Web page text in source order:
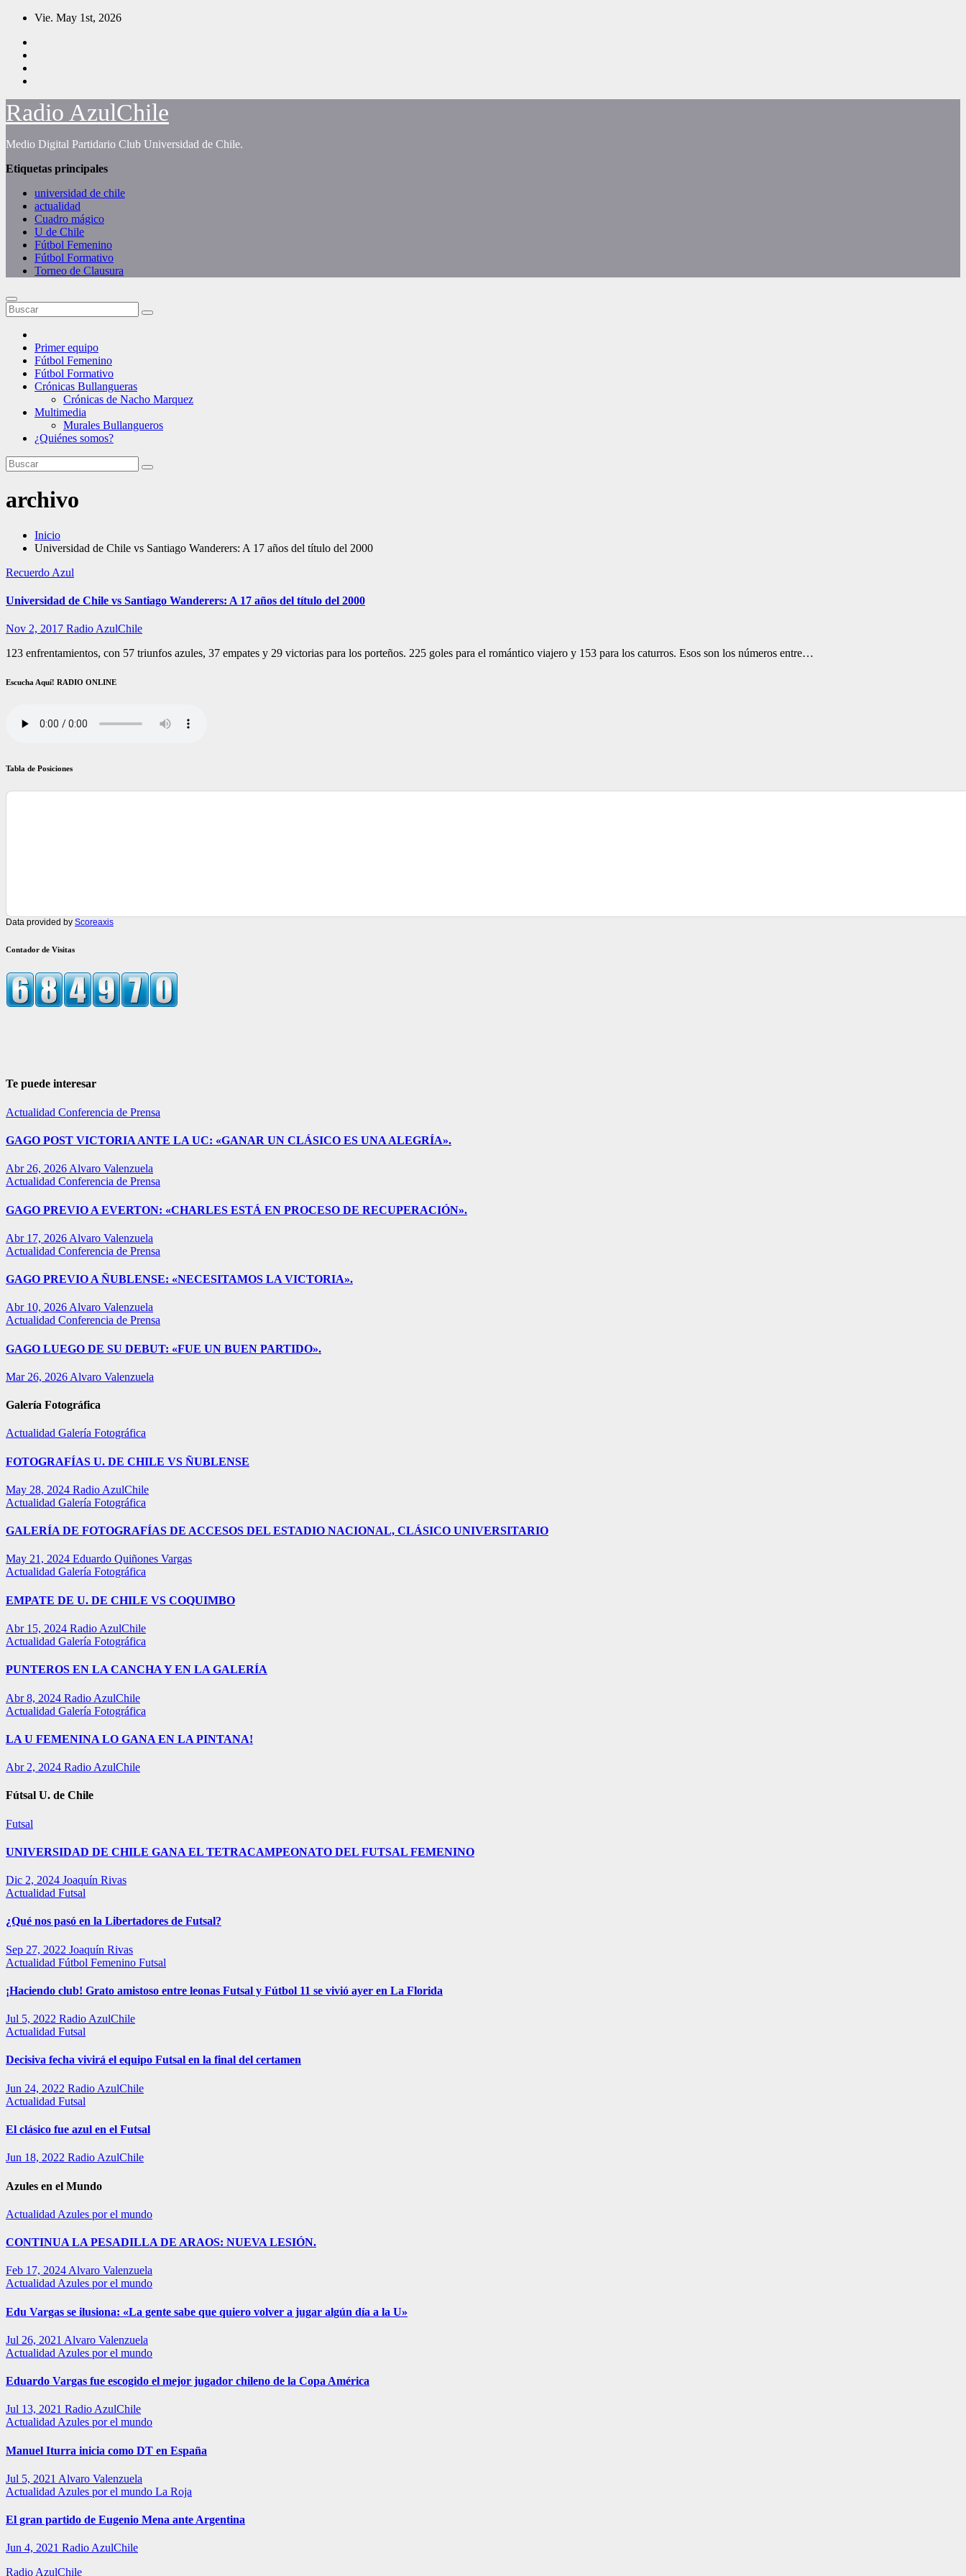
Saltar
contenido
Vie. May 1st, 2026
Radio AzulChile
Medio Digital Partidario Club Universidad de Chile.
Etiquetas principales
universidad de chile
actualidad
Cuadro mágico
U de Chile
Fútbol Femenino
Fútbol Formativo
Torneo de Clausura
Primer equipo
Fútbol Femenino
Fútbol Formativo
Crónicas Bullangueras
Crónicas de Nacho Marquez
Multimedia
Murales Bullangueros
¿Quiénes somos?
archivo
Inicio
Universidad de Chile vs Santiago Wanderers: A 17 años del título del 2000
Recuerdo Azul
Universidad de Chile vs Santiago Wanderers: A 17 años del título del 2000
Nov 2, 2017 Radio AzulChile
123 enfrentamientos, con 57 triunfos azules, 37 empates y 29 victorias para los porteños. 225 goles para el romántico viajero y 153 para los caturros. Esos son los números entre…
Escucha Aquí! RADIO ONLINE
Tabla de Posiciones
Data provided by Scoreaxis
Contador de Visitas
Te puede interesar
Actualidad Conferencia de Prensa
GAGO POST VICTORIA ANTE LA UC: «GANAR UN CLÁSICO ES UNA ALEGRÍA».
Abr 26, 2026 Alvaro Valenzuela
Actualidad Conferencia de Prensa
GAGO PREVIO A EVERTON: «CHARLES ESTÁ EN PROCESO DE RECUPERACIÓN».
Abr 17, 2026 Alvaro Valenzuela
Actualidad Conferencia de Prensa
GAGO PREVIO A ÑUBLENSE: «NECESITAMOS LA VICTORIA».
Abr 10, 2026 Alvaro Valenzuela
Actualidad Conferencia de Prensa
GAGO LUEGO DE SU DEBUT: «FUE UN BUEN PARTIDO».
Mar 26, 2026 Alvaro Valenzuela
Galería Fotográfica
Actualidad Galería Fotográfica
FOTOGRAFÍAS U. DE CHILE VS ÑUBLENSE
May 28, 2024 Radio AzulChile
Actualidad Galería Fotográfica
GALERÍA DE FOTOGRAFÍAS DE ACCESOS DEL ESTADIO NACIONAL, CLÁSICO UNIVERSITARIO
May 21, 2024 Eduardo Quiñones Vargas
Actualidad Galería Fotográfica
EMPATE DE U. DE CHILE VS COQUIMBO
Abr 15, 2024 Radio AzulChile
Actualidad Galería Fotográfica
PUNTEROS EN LA CANCHA Y EN LA GALERÍA
Abr 8, 2024 Radio AzulChile
Actualidad Galería Fotográfica
LA U FEMENINA LO GANA EN LA PINTANA!
Abr 2, 2024 Radio AzulChile
Fútsal U. de Chile
Futsal
UNIVERSIDAD DE CHILE GANA EL TETRACAMPEONATO DEL FUTSAL FEMENINO
Dic 2, 2024 Joaquín Rivas
Actualidad Futsal
¿Qué nos pasó en la Libertadores de Futsal?
Sep 27, 2022 Joaquín Rivas
Actualidad Fútbol Femenino Futsal
¡Haciendo club! Grato amistoso entre leonas Futsal y Fútbol 11 se vivió ayer en La Florida
Jul 5, 2022 Radio AzulChile
Actualidad Futsal
Decisiva fecha vivirá el equipo Futsal en la final del certamen
Jun 24, 2022 Radio AzulChile
Actualidad Futsal
El clásico fue azul en el Futsal
Jun 18, 2022 Radio AzulChile
Azules en el Mundo
Actualidad Azules por el mundo
CONTINUA LA PESADILLA DE ARAOS: NUEVA LESIÓN.
Feb 17, 2024 Alvaro Valenzuela
Actualidad Azules por el mundo
Edu Vargas se ilusiona: «La gente sabe que quiero volver a jugar algún día a la U»
Jul 26, 2021 Alvaro Valenzuela
Actualidad Azules por el mundo
Eduardo Vargas fue escogido el mejor jugador chileno de la Copa América
Jul 13, 2021 Radio AzulChile
Actualidad Azules por el mundo
Manuel Iturra inicia como DT en España
Jul 5, 2021 Alvaro Valenzuela
Actualidad Azules por el mundo La Roja
El gran partido de Eugenio Mena ante Argentina
Jun 4, 2021 Radio AzulChile
Radio AzulChile